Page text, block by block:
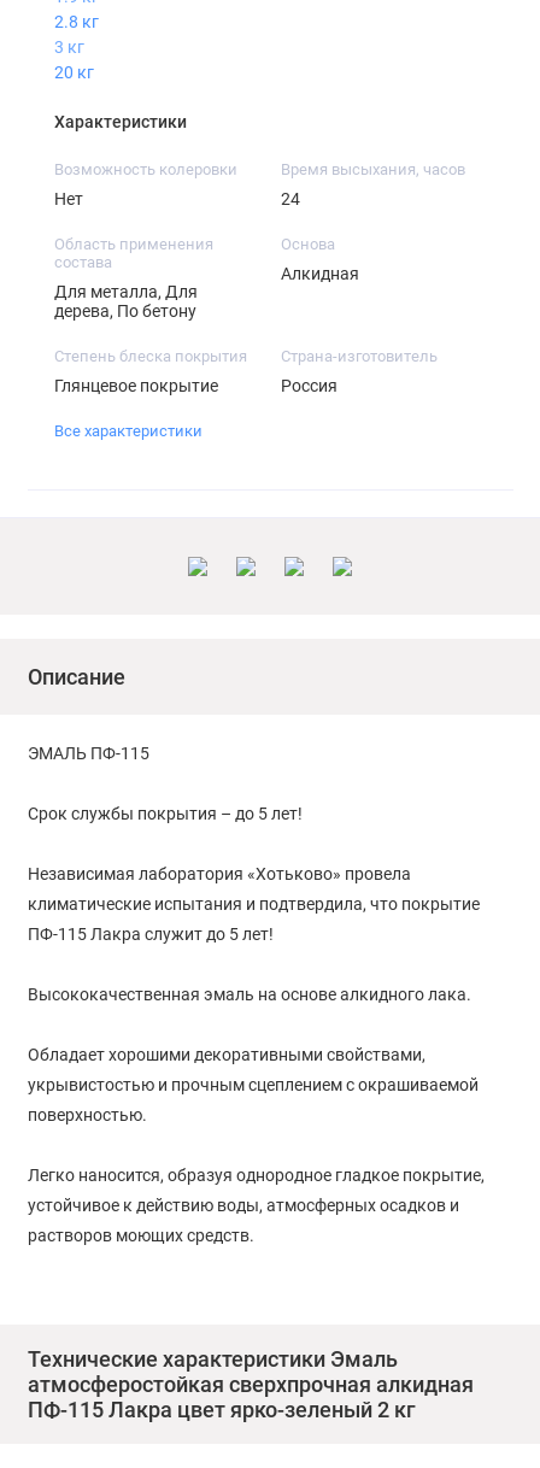
2.8 кг
3 кг
20 кг
Характеристики
Возможность колеровки
Нет
Время высыхания, часов
24
Область применения
состава
Для металла, Для
дерева, По бетону
Основа
Алкидная
Степень блеска покрытия
Глянцевое покрытие
Страна-изготовитель
Россия
Все характеристики
Описание
ЭМАЛЬ ПФ-115
Срок службы покрытия – до 5 лет!
Независимая лаборатория «Хотьково» провела
климатические испытания и подтвердила, что покрытие
ПФ-115 Лакра служит до 5 лет!
Высококачественная эмаль на основе алкидного лака.
Обладает хорошими декоративными свойствами,
укрывистостью и прочным сцеплением с окрашиваемой
поверхностью.
Легко наносится, образуя однородное гладкое покрытие,
устойчивое к действию воды, атмосферных осадков и
растворов моющих средств.
Область применения:
Применяется для окраски деревянных, металлических,
Технические характеристики Эмаль
атмосферостойкая сверхпрочная алкидная
ПФ-115 Лакра цвет ярко-зеленый 2 кг